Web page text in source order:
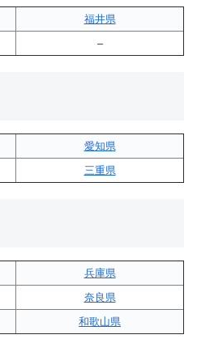
福井県
–
愛知県
三重県
兵庫県
奈良県
和歌山県